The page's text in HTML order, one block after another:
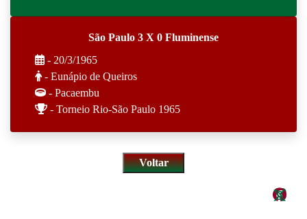
São Paulo 3 X 0 Fluminense
- 20/3/1965
- Eunápio de Queiros
- Pacaembu
- Torneio Rio-São Paulo 1965